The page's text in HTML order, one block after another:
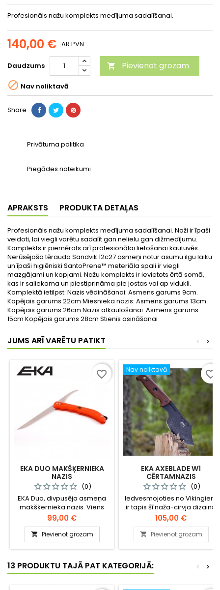
Profesionāls nažu komplekts medījuma sadalīšanai.
140,00 € AR PVN
Daudzums  Pievienot grozam
 Nav noliktavā
Share
Privātuma politika
Piegādes noteikumi
APRAKSTS PRODUKTA DETAĻAS
Profesionāls nažu komplekts medījuma sadalīšanai. Naži ir īpaši
veidoti, lai viegli varētu sadalīt gan nelielu gan dižmedījumu.
Komplekts ir piemērots arī profesionālai lietošanai kautuvēs.
Nerūsējoša tērauda Sandvik 12c27 asmeņi notur asumu ilgu laiku
un īpaši higiēniski SantoPrene™ meteriāla spali ir viegli
mazgājami un kopjami. Nažu komplekts ir ievietots ērtā somā,
kas ir saliekama un piestiprināma pie jostas vai ap vidukli.
Komplektā ietilpst: Nazis vēdināšanai: Asmens garums 9cm.
Kopējais garums 22cm Miesnieka nazis: Asmens garums 13cm.
Kopējais garums 26cm Nazis atkaulošanai: Asmens garums
15cm Kopējais garums 28cm Stienis asināšanai
JUMS ARĪ VARĒTU PATIKT >
<
EKA DUO MAKŠĶERNIEKA
NAZIS
(0)
EKA Duo, divpusēja asmeņa
makšķernieka nazis. Viens
asmenis domāts filēšanai,
otrs zivs iekšu izlaišanai.
Cena
99,00 €
 Pievienot grozam
favorite_border Nav noliktavā
EKA AXEBLADE W1
CĒRTAMNAZIS
(0)
Iedvesmojoties no Vikingiem
ir tapis šī naža-cirvja dizains,
līdzsvarots un izliektu asmeni.
Lielisks rīks, kas palīdzēs gan
ikdienā, esot pārgājienos vai
medībās. Perfekts lai kautko
sasmalcinātu, nogrieztu vai
Cena
105,00 €
 Pievienot grozam
favorite_border
13 PRODUKTU TAJĀ PAT KATEGORIJĀ: >
<